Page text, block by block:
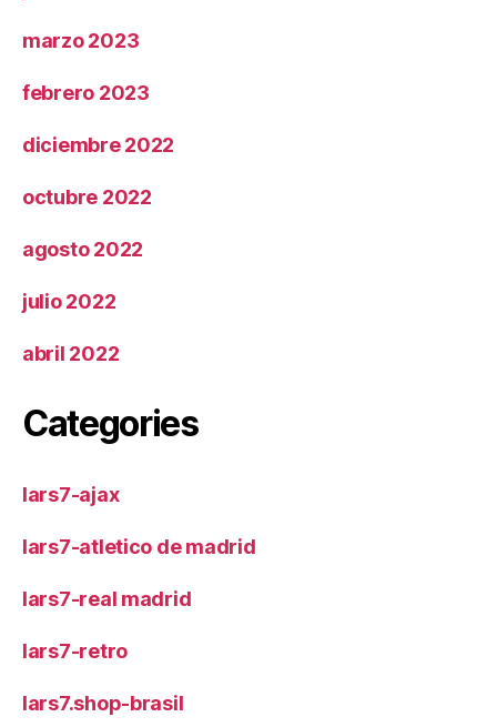
marzo 2023
febrero 2023
diciembre 2022
octubre 2022
agosto 2022
julio 2022
abril 2022
Categories
lars7-ajax
lars7-atletico de madrid
lars7-real madrid
lars7-retro
lars7.shop-brasil